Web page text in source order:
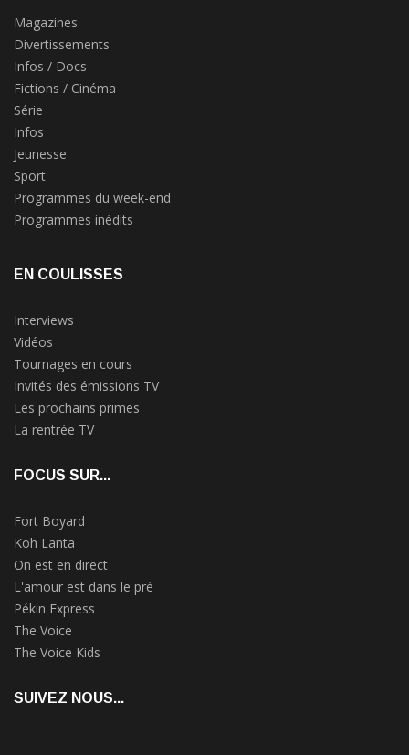
Magazines
Divertissements
Infos / Docs
Fictions / Cinéma
Série
Infos
Jeunesse
Sport
Programmes du week-end
Programmes inédits
EN COULISSES
Interviews
Vidéos
Tournages en cours
Invités des émissions TV
Les prochains primes
La rentrée TV
FOCUS SUR...
Fort Boyard
Koh Lanta
On est en direct
L'amour est dans le pré
Pékin Express
The Voice
The Voice Kids
SUIVEZ NOUS...